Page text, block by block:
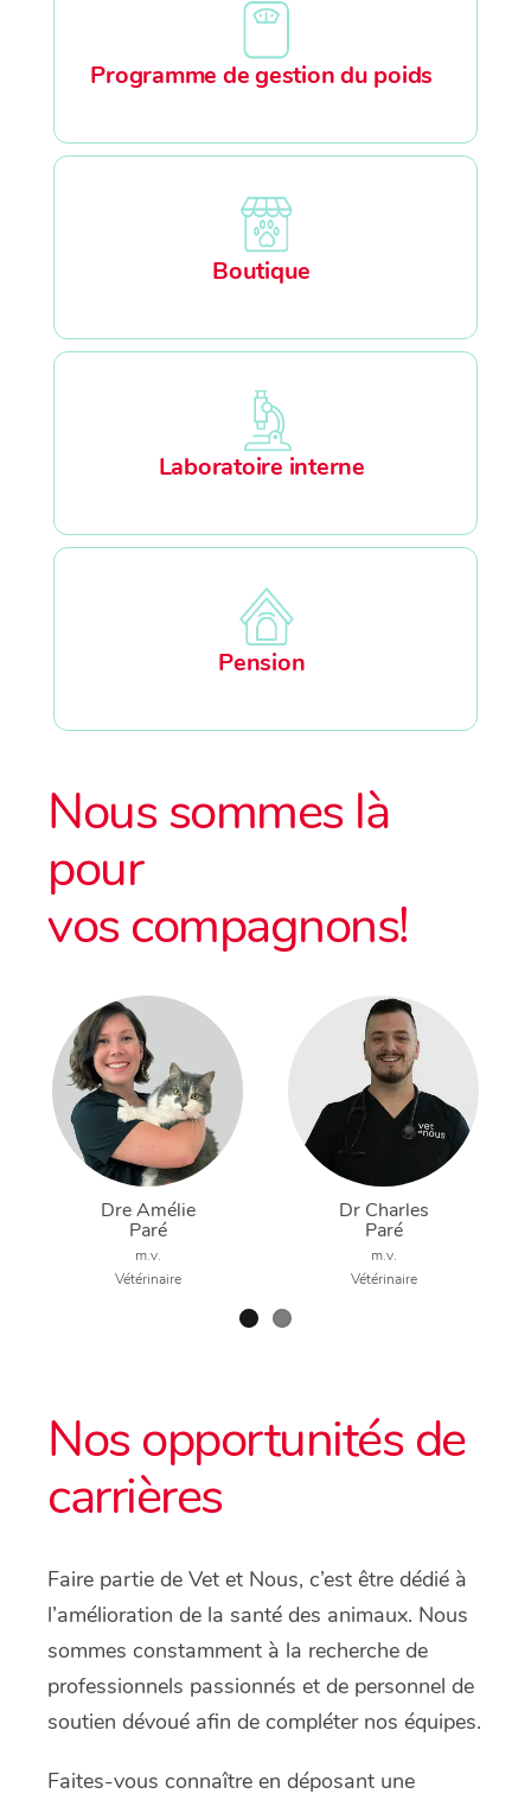
Programme de gestion du poids
Boutique
Laboratoire interne
Pension
Nous sommes là
pour
vos compagnons!
Dre Amélie
Paré
m.v.
Vétérinaire
Dr Charles
Paré
m.v.
Vétérinaire
Nos opportunités de
carrières
Faire partie de Vet et Nous, c’est être dédié à
l’amélioration de la santé des animaux. Nous
sommes constamment à la recherche de
professionnels passionnés et de personnel de
soutien dévoué afin de compléter nos équipes.
Faites-vous connaître en déposant une